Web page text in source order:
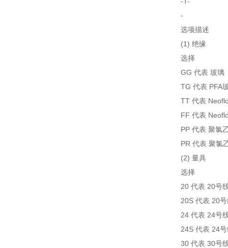
-
选项描述
(1) 绝缘
选择
GG 代表 玻璃
TG 代表 PFA
TT 代表
FF 代表
PP 代表 聚氯
PR 代表 聚氯
(2) 量具
选择
20 代表 20号
20S 代表 20
24 代表 24号
24S 代表 24
30 代表 30号